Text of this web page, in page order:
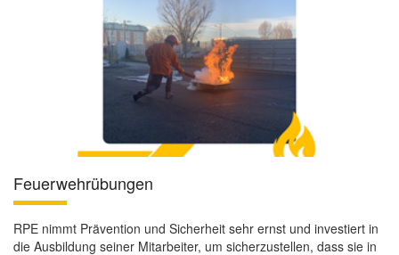
Feuerwehrübungen
RPE nimmt Prävention und Sicherheit sehr ernst und investiert in
die Ausbildung seiner Mitarbeiter, um sicherzustellen, dass sie in